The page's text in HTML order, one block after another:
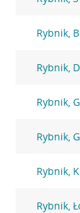
Rybnik,
Rybnik,
Rybnik,
Rybnik,
Rybnik,
Rybnik,